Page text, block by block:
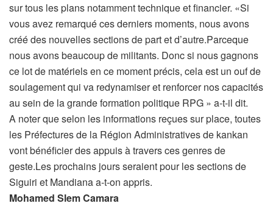
sur tous les plans notamment technique et financier. «Si
vous avez remarqué ces derniers moments, nous avons
créé des nouvelles sections de part et d’autre.Parceque
nous avons beaucoup de militants. Donc si nous gagnons
ce lot de matériels en ce moment précis, cela est un ouf de
soulagement qui va redynamiser et renforcer nos capacités
au sein de la grande formation politique RPG » a-t-il dit.
A noter que selon les informations reçues sur place, toutes
les Préfectures de la Région Administratives de kankan
vont bénéficier des appuis à travers ces genres de
geste.Les prochains jours seraient pour les sections de
Siguiri et Mandiana a-t-on appris.
Mohamed Slem Camara